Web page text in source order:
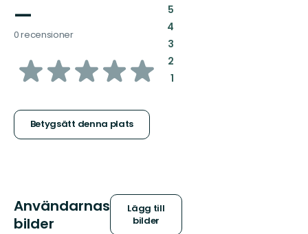
—
0 recensioner
av
stjärnor
Betygsätt denna plats
5:
4:
3:
2:
1:
Användarnas
bilder
Lägg till
bilder